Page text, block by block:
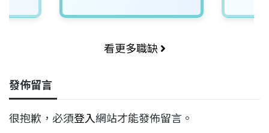
看更多職缺
發佈留言
很抱歉，必須登入網站才能發佈留言。